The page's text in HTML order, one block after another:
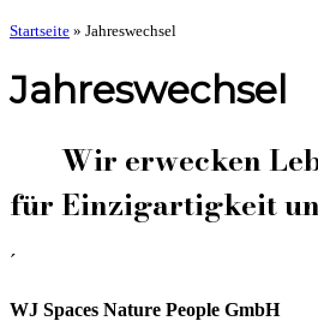
Startseite » Jahreswechsel
Jahreswechsel
Wir erwecken
für Einzigartigkeit
´
WJ Spaces Nature People GmbH